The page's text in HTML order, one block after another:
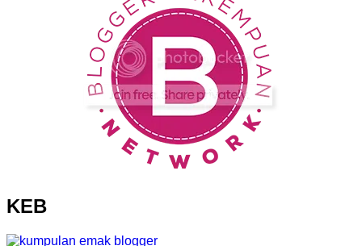
KEB